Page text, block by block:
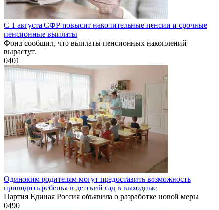
С 1 августа СФР повысит накопительные пенсии и срочные
пенсионные выплаты
Фонд сообщил, что выплаты пенсионных накоплений
вырастут.
0401
Одиноким родителям могут предоставить возможность
приводить ребенка в детский сад в выходные
Партия Единая Россия объявила о разработке новой меры
0490